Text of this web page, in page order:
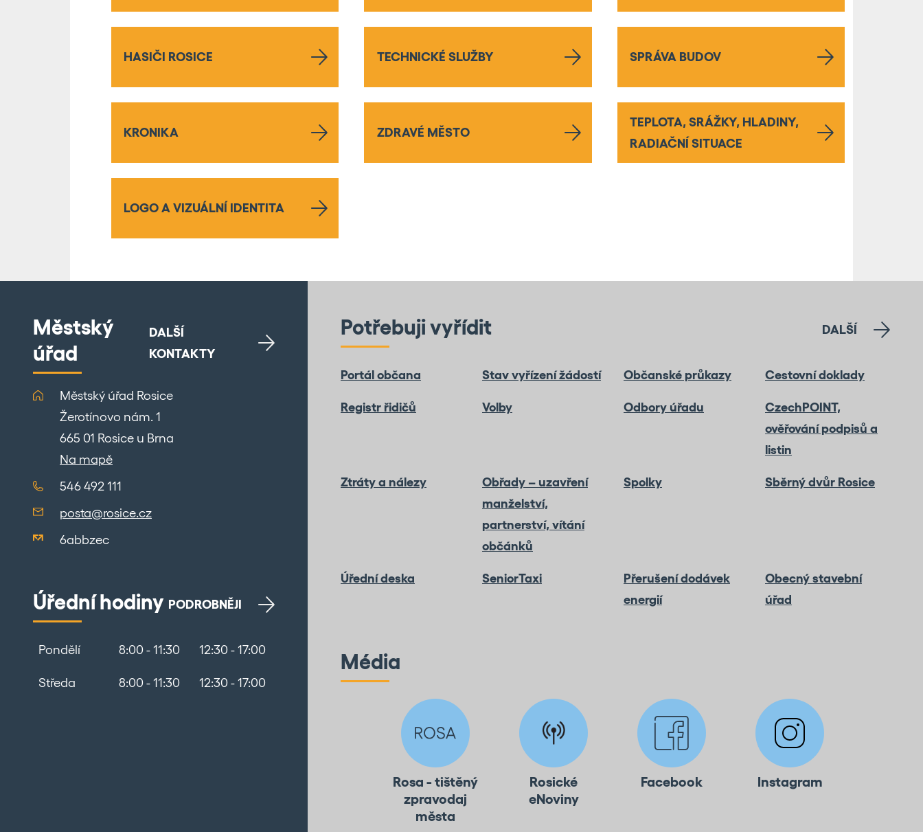
HASIČI ROSICE TECHNICKÉ SLUŽBY SPRÁVA BUDOV
KRONIKA ZDRAVÉ MĚSTO
TEPLOTA, SRÁŽKY, HLADINY,
RADIAČNÍ SITUACE
LOGO A VIZUÁLNÍ IDENTITA
Městský
úřad
DALŠÍ
KONTAKTY
Městský úřad Rosice
Žerotínovo nám. 1
665 01 Rosice u Brna
Na mapě
546 492 111
posta@rosice.cz
6abbzec
Úřední hodiny PODROBNĚJI
Pondělí 8:00 - 11:30 12:30 - 17:00
Středa 8:00 - 11:30 12:30 - 17:00
Potřebuji vyřídit DALŠÍ
Portál občana Stav vyřízení žádostí Občanské průkazy Cestovní doklady
Registr řidičů Volby Odbory úřadu
CzechPOINT,
ověřování podpisů a
listin
Ztráty a nálezy
Obřady – uzavření
manželství,
partnerství, vítání
občánků
Spolky Sběrný dvůr Rosice
Úřední deska SeniorTaxi
Přerušení dodávek
energií
Obecný stavební
úřad
Média
Rosa - tištěný
zpravodaj
města
Rosické
eNoviny
Facebook Instagram